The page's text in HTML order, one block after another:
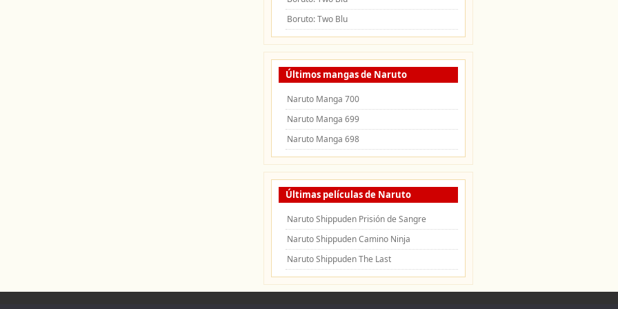
Boruto: Two Blu
Últimos mangas de Naruto
Naruto Manga 700
Naruto Manga 699
Naruto Manga 698
Últimas películas de Naruto
Naruto Shippuden Prisión de Sangre
Naruto Shippuden Camino Ninja
Naruto Shippuden The Last